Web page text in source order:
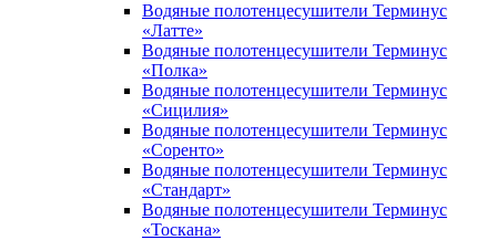
Водяные полотенцесушители Терминус
«Латте»
Водяные полотенцесушители Терминус
«Полка»
Водяные полотенцесушители Терминус
«Сицилия»
Водяные полотенцесушители Терминус
«Соренто»
Водяные полотенцесушители Терминус
«Стандарт»
Водяные полотенцесушители Терминус
«Тоскана»